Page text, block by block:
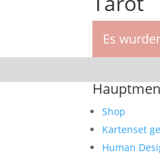
Es
Shop
Kartenset
Human